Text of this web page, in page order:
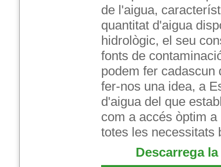
de l'aigua,
quantitat d'aigua
hidrològic, el seu
fonts de
podem fer cadascun
fer-nos una idea, a
d'aigua del que
com a accés òptim
totes les necessitats
Descarrega